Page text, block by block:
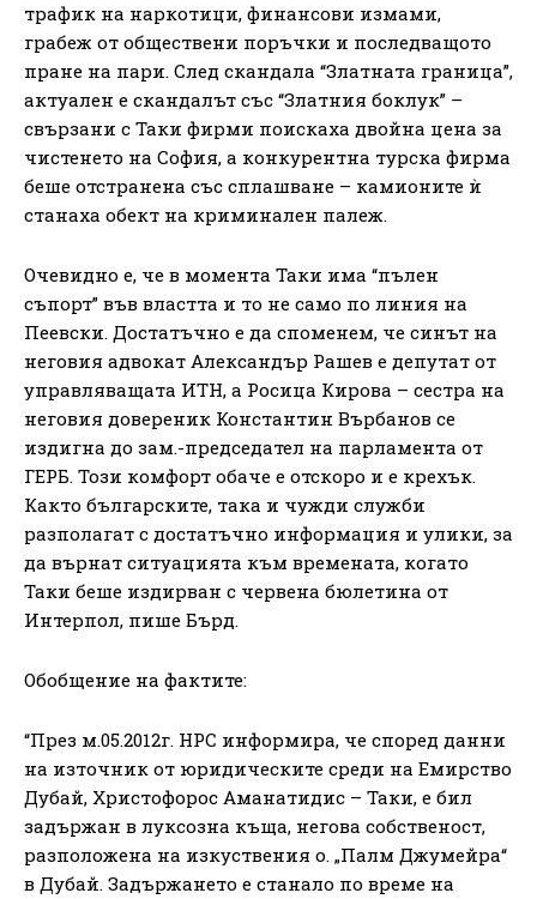
трафик на наркотици, финансови измами,
грабеж от обществени поръчки и последващото
пране на пари. След скандала “Златната граница”,
актуален е скандалът със “Златния боклук” –
свързани с Таки фирми поискаха двойна цена за
чистенето на София, а конкурентна турска фирма
беше отстранена със сплашване – камионите ѝ
станаха обект на криминален палеж.
Очевидно е, че в момента Таки има “пълен
съпорт” във властта и то не само по линия на
Пеевски. Достатъчно е да споменем, че синът на
неговия адвокат Александър Рашев е депутат от
управляващата ИТН, а Росица Кирова – сестра на
неговия довереник Константин Върбанов се
издигна до зам.-председател на парламента от
ГЕРБ. Този комфорт обаче е отскоро и е крехък.
Както българските, така и чужди служби
разполагат с достатъчно информация и улики, за
да върнат ситуацията към времената, когато
Таки беше издирван с червена бюлетина от
Интерпол, пише Бърд.
Обобщение на фактите:
“През м.05.2012г. НРС информира, че според данни
на източник от юридическите среди на Емирство
Дубай, Христофорос Аманатидис – Таки, е бил
задържан в луксозна къща, негова собственост,
разположена на изкуствения о. „Палм Джумейра“
в Дубай. Задържането е станало по време на